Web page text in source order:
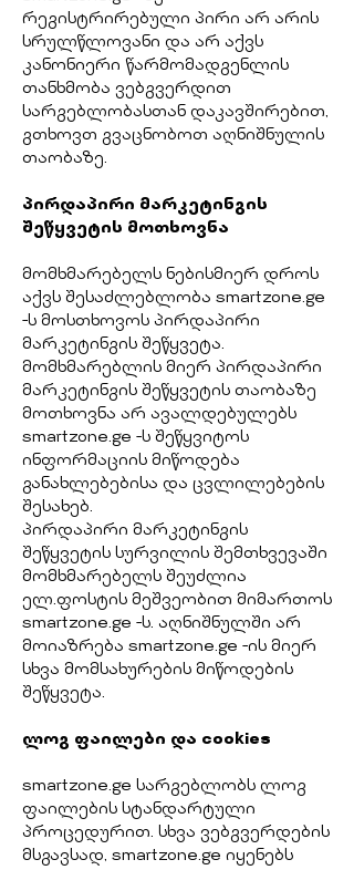
რეგისტრირებული პირი არ არის
სრულწლოვანი და არ აქვს
კანონიერი წარმომადგენლის
თანხმობა ვებგვერდით
სარგებლობასთან დაკავშირებით,
გთხოვთ გვაცნობოთ აღნიშნულის
თაობაზე.
პირდაპირი მარკეტინგის
შეწყვეტის მოთხოვნა
მომხმარებელს ნებისმიერ დროს
აქვს შესაძლებლობა smartzone.ge
-ს მოსთხოვოს პირდაპირი
მარკეტინგის შეწყვეტა.
მომხმარებლის მიერ პირდაპირი
მარკეტინგის შეწყვეტის თაობაზე
მოთხოვნა არ ავალდებულებს
smartzone.ge -ს შეწყვიტოს
ინფორმაციის მიწოდება
განახლებებისა და ცვლილებების
შესახებ.
პირდაპირი მარკეტინგის
შეწყვეტის სურვილის შემთხვევაში
მომხმარებელს შეუძლია
ელ.ფოსტის მეშვეობით მიმართოს
smartzone.ge -ს. აღნიშნულში არ
მოიაზრება smartzone.ge -ის მიერ
სხვა მომსახურების მიწოდების
შეწყვეტა.
ლოგ ფაილები და cookies
smartzone.ge სარგებლობს ლოგ
ფაილების სტანდარტული
პროცედურით. სხვა ვებგვერდების
მსგავსად, smartzone.ge იყენებს